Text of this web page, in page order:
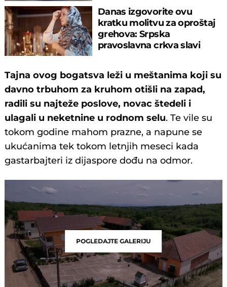
Danas izgovorite ovu
kratku molitvu za oproštaj
grehova: Srpska
pravoslavna crkva slavi
Tajna ovog bogatsva leži u meštanima koji su
davno trbuhom za kruhom otišli na zapad,
radili su najteže poslove, novac štedeli i
ulagali u neketnine u rodnom selu. Te vile su
tokom godine mahom prazne, a napune se
ukućanima tek tokom letnjih meseci kada
gastarbajteri iz dijaspore dođu na odmor.
POGLEDAJTE GALERIJU